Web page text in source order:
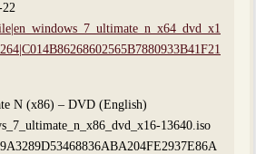
N (x86) – DVD (English)
13640.iso